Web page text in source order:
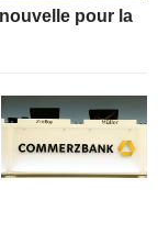
pour la